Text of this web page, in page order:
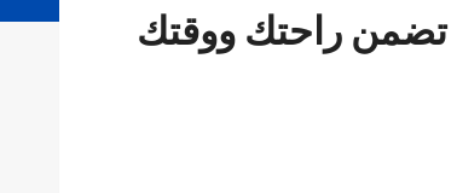
تضمن راحتك ووقتك